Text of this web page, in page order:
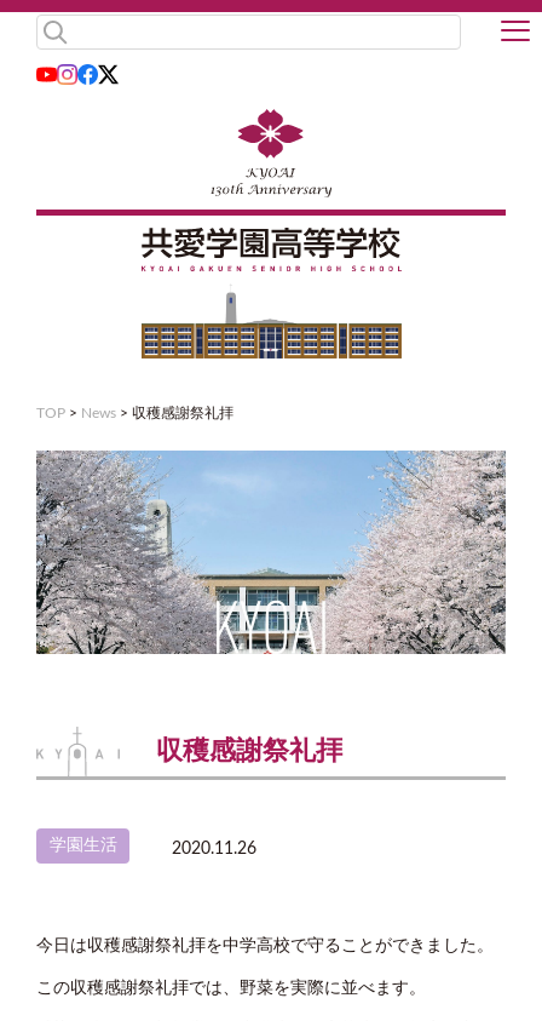
TOP > News > 収穫感謝祭礼拝
収穫感謝祭礼拝
学園生活 2020.11.26
今日は収穫感謝祭礼拝を中学高校で守ることができました。
この収穫感謝祭礼拝では、野菜を実際に並べます。